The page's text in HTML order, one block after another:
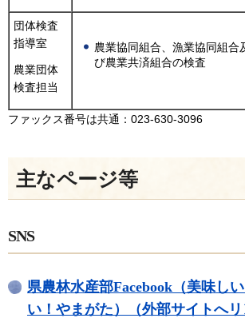
団体検査
指導室
農業団体
検査担当
農業協同組合、漁業協同組合
び農業共済組合の検査
ファックス番号は共通：023-630-3096
主なページ等
SNS
県農林水産部Facebook（美味し
い！やまがた）（外部サイトへリ